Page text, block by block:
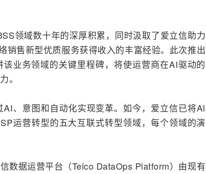
领域数十年的深厚积累，同时汲取了爱立信助力
销售新型优质服务获得收入的丰富经验。此次推出
业务领域的关键里程碑，将使运营商在AI驱动的
。
、意图和自动化实现变革。如今，爱立信已将AI
运营转型的五大互联式转型领域，每个领域的演
数据运营平台（Telco DataOps Platform）由现有